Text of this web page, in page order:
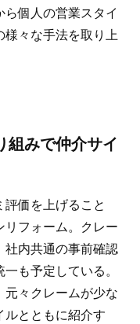
個人の営業スタイ
様々な手法を取り上
組みで仲介サイ
価を上げること
フォーム。クレー
社内共通の事前確認
も予定している。
々クレームが少な
とともに紹介す